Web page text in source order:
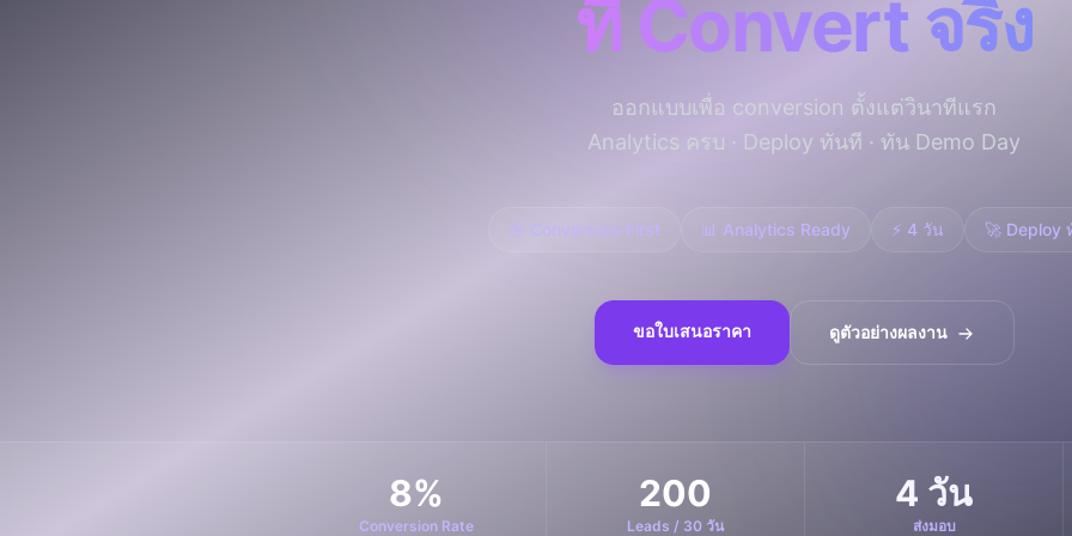
NEW
NEW
ปรึกษาฟรี
ประเมินราคาฟรี →
ที่ Convert จริง
ออกแบบเพื่อ conversion ตั้งแต่วินาทีแรก
Analytics ครบ · Deploy ทันที · ทัน Demo Day
🎯 Conversion-First 📊 Analytics Ready ⚡ 4 วัน 🚀 Deploy
ขอใบเสนอราคา ดูตัวอย่างผลงาน
8%
Conversion Rate
200
Leads / 30 วัน
4 วัน
ส่งมอบ